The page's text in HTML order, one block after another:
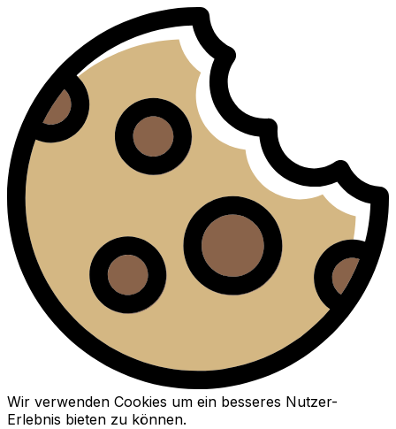
Wir verwenden Cookies um ein besseres Nutzer-
Erlebnis bieten zu können.